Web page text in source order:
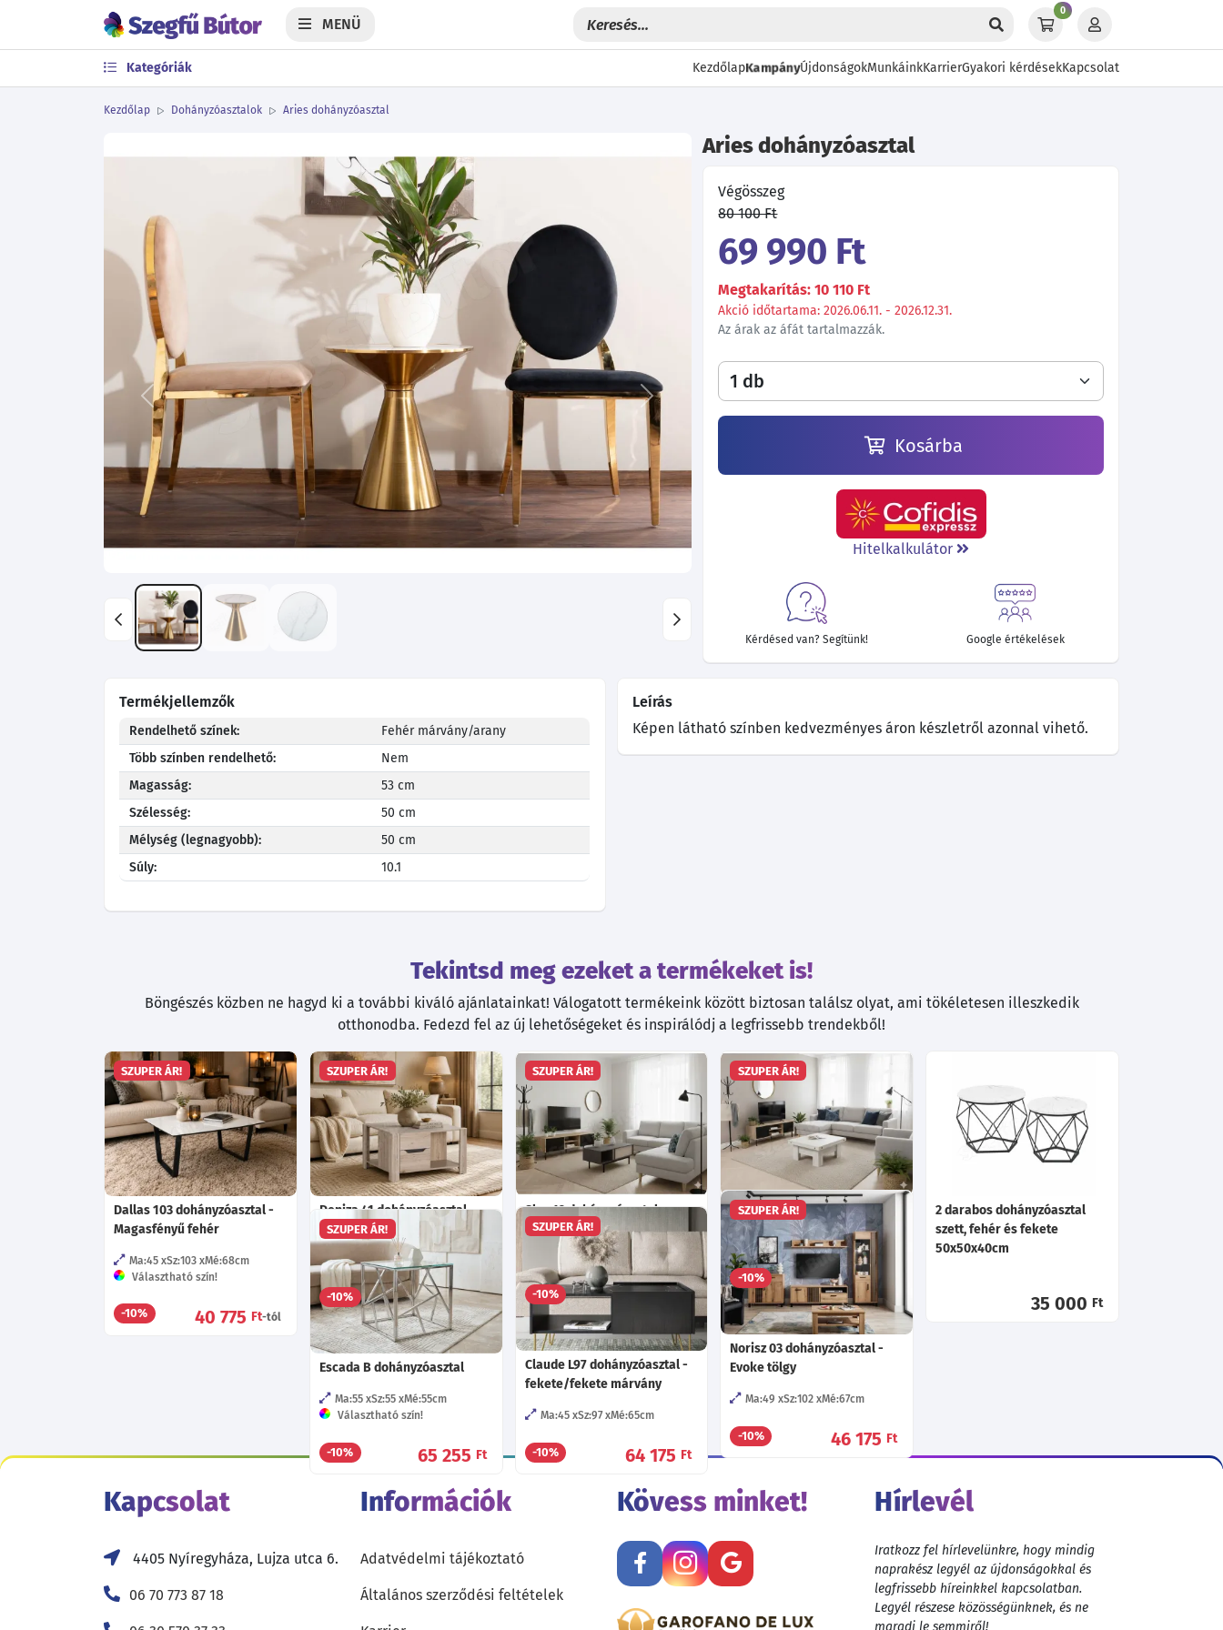
MENÜ
0
Kategóriák KezdőlapKampányÚjdonságokMunkáinkKarrierGyakori kérdésekKapcsolat
Kezdőlap Dohányzóasztalok Aries dohányzóasztal
Előző Következő
Aries dohányzóasztal
Végösszeg
80 100 Ft
69 990 Ft
Megtakarítás: 10 110 Ft
Akció időtartama: 2026.06.11. - 2026.12.31.
Az árak az áfát tartalmazzák.
Kosárba
Hitelkalkulátor
Kérdésed van? Segítünk! Google értékelések
Termékjellemzők
Rendelhető színek:
Fehér márvány/arany
Több színben rendelhető:
Nem
Magasság:
53 cm
Szélesség:
50 cm
Mélység (legnagyobb):
50 cm
Súly:
10.1
Leírás
Képen látható színben kedvezményes áron készletről azonnal vihető.
Tekintsd meg ezeket a termékeket is!
Böngészés közben ne hagyd ki a további kiváló ajánlatainkat! Válogatott termékeink között biztosan találsz olyat, ami tökéletesen illeszkedik
otthonodba. Fedezd fel az új lehetőségeket és inspirálódj a legfrissebb trendekből!
SZUPER ÁR!
Dallas 103 dohányzóasztal -
Magasfényű fehér
Ma:45 Sz:103 Mé:68cm
Választható szín!
-10% 40 775 Ft-tól
SZUPER ÁR!
Deniza 41 dohányzóasztal -
Sanremo tölgy/barna uni
Ma:46 Sz:80 Mé:80cm
-10% 64 355 Ft
SZUPER ÁR!
Slay 12 dohányzóasztal
Ma:43 Sz:93 Mé:60cm
Választható színek!
-10% 62 285
SZUPER ÁR!
Zella 100/200 dohányzóasztal
Mé:80cm
-10% 133 115
2 darabos dohányzóasztal
szett, fehér és fekete
50x50x40cm
35 000 Ft
SZUPER ÁR!
Norisz 03 dohányzóasztal -
Evoke tölgy
Ma:49 Sz:102 Mé:67cm
-10% 46 175 Ft
SZUPER ÁR!
Claude L97 dohányzóasztal -
fekete/fekete márvány
Ma:45 Sz:97 Mé:65cm
-10% 64 175 Ft
SZUPER ÁR!
Escada B dohányzóasztal
Ma:55 Sz:55 Mé:55cm
Választható szín!
-10% 65 255 Ft
Kapcsolat
4405 Nyíregyháza, Lujza utca 6.
06 70 773 87 18
Információk
Adatvédelmi tájékoztató
Általános szerződési feltételek
Kövess minket! Hírlevél
Iratkozz fel hírlevelünkre, hogy mindig
naprakész legyél az újdonságokkal és
legfrissebb híreinkkel kapcsolatban.
Legyél részese közösségünknek, és ne
maradj le semmiről!